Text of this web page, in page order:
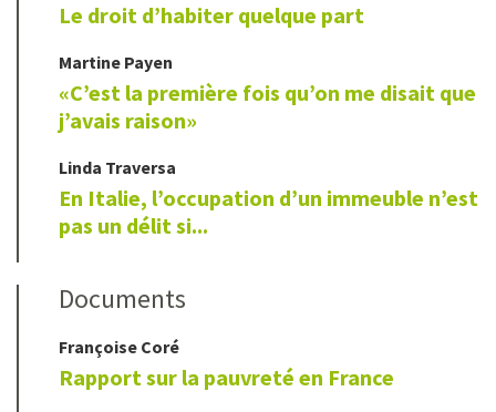
Le droit d’habiter quelque part
Martine Payen
«C’est la première fois qu’on me disait que
j’avais raison»
Linda Traversa
En Italie, l’occupation d’un immeuble n’est
pas un délit si...
Documents
Françoise Coré
Rapport sur la pauvreté en France